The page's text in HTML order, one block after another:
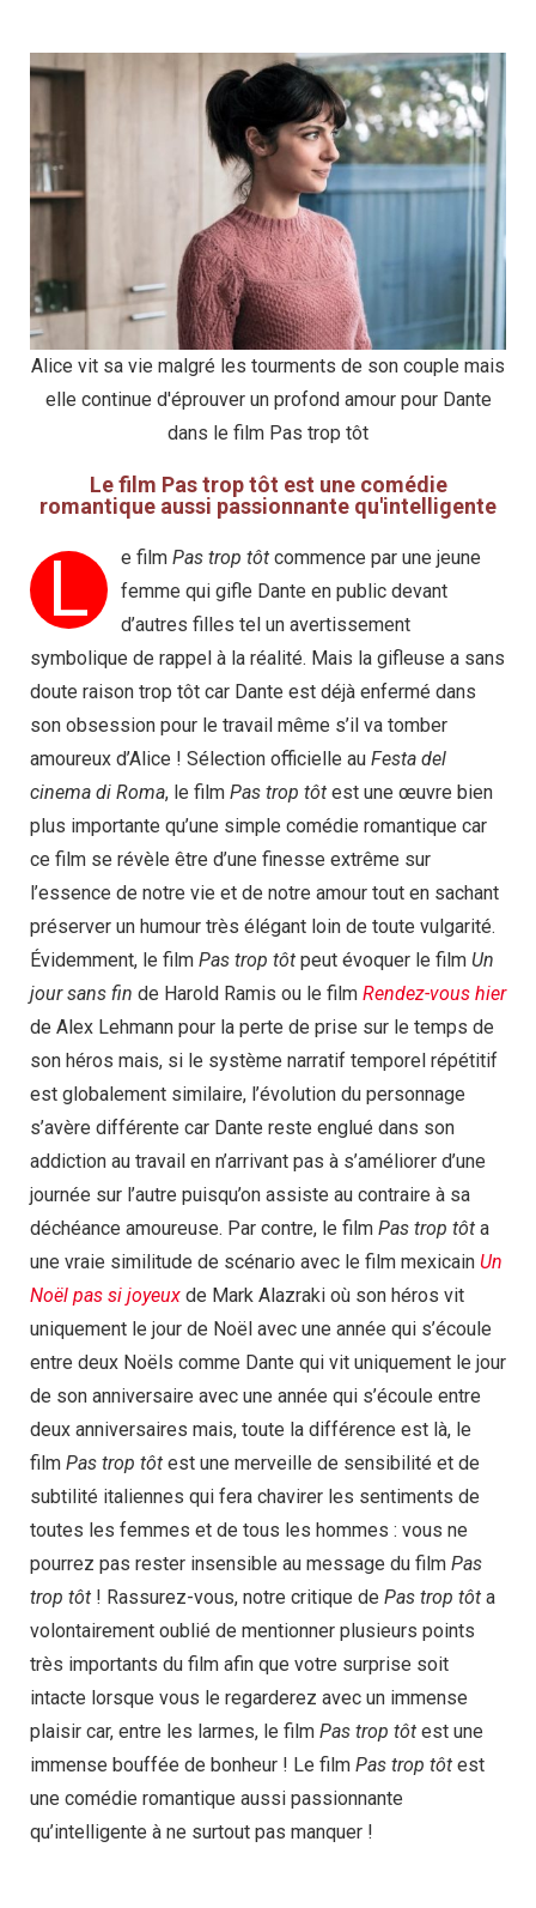
Alice vit sa vie malgré les tourments de son couple mais
elle continue d'éprouver un profond amour pour Dante
dans le film Pas trop tôt
Le film Pas trop tôt est une comédie
romantique aussi passionnante qu'intelligente
L e film Pas trop tôt commence par une jeune
femme qui gifle Dante en public devant
d’autres filles tel un avertissement
symbolique de rappel à la réalité. Mais la gifleuse a sans
doute raison trop tôt car Dante est déjà enfermé dans
son obsession pour le travail même s’il va tomber
amoureux d’Alice ! Sélection officielle au Festa del
cinema di Roma, le film Pas trop tôt est une œuvre bien
plus importante qu’une simple comédie romantique car
ce film se révèle être d’une finesse extrême sur
l’essence de notre vie et de notre amour tout en sachant
préserver un humour très élégant loin de toute vulgarité.
Évidemment, le film Pas trop tôt peut évoquer le film Un
jour sans fin de Harold Ramis ou le film Rendez-vous hier
de Alex Lehmann pour la perte de prise sur le temps de
son héros mais, si le système narratif temporel répétitif
est globalement similaire, l’évolution du personnage
s’avère différente car Dante reste englué dans son
addiction au travail en n’arrivant pas à s’améliorer d’une
journée sur l’autre puisqu’on assiste au contraire à sa
déchéance amoureuse. Par contre, le film Pas trop tôt a
une vraie similitude de scénario avec le film mexicain Un
Noël pas si joyeux de Mark Alazraki où son héros vit
uniquement le jour de Noël avec une année qui s’écoule
entre deux Noëls comme Dante qui vit uniquement le jour
de son anniversaire avec une année qui s’écoule entre
deux anniversaires mais, toute la différence est là, le
film Pas trop tôt est une merveille de sensibilité et de
subtilité italiennes qui fera chavirer les sentiments de
toutes les femmes et de tous les hommes : vous ne
pourrez pas rester insensible au message du film Pas
trop tôt ! Rassurez-vous, notre critique de Pas trop tôt a
volontairement oublié de mentionner plusieurs points
très importants du film afin que votre surprise soit
intacte lorsque vous le regarderez avec un immense
plaisir car, entre les larmes, le film Pas trop tôt est une
immense bouffée de bonheur ! Le film Pas trop tôt est
une comédie romantique aussi passionnante
qu’intelligente à ne surtout pas manquer !